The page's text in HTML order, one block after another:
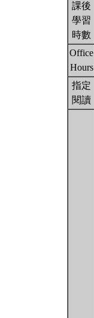
課後
學習
時數
Office
Hours
指定
閱讀